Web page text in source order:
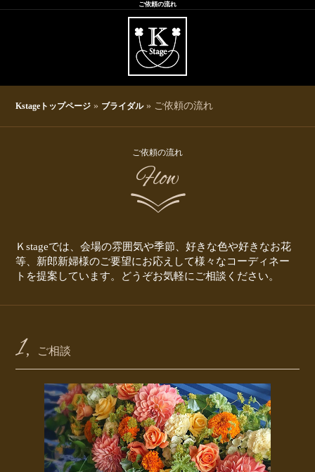
ご依頼の流れ
Kstageトップページ » ブライダル» ご依頼の流れ
ご依頼の流れ
Flow
Ｋstageでは、会場の雰囲気や季節、好きな色や好きなお花
等、新郎新婦様のご要望にお応えして様々なコーディネー
トを提案しています。どうぞお気軽にご相談ください。
1, ご相談